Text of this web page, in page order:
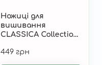
Ножиці для
вишивання
CLASSICA Collection
см 87441
449 грн